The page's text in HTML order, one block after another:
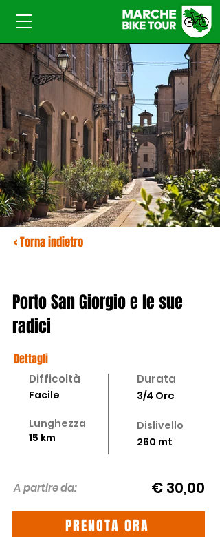
< Torna indietro
Porto San Giorgio e le sue
radici
Dettagli
Difficoltà
Facile
Durata
3/4 Ore
Lunghezza
15 km
Dislivello
260 mt
A partire da: € 30,00
PRENOTA ORA